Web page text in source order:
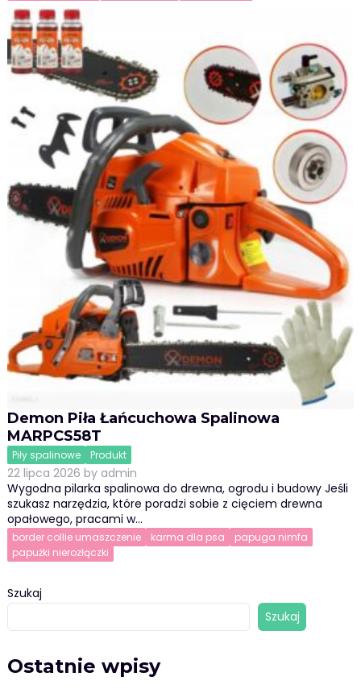
Demon Piła Łańcuchowa Spalinowa
MARPCS58T
Piły spalinowe Produkt
22 lipca 2026 by admin
Wygodna pilarka spalinowa do drewna, ogrodu i budowy Jeśli
szukasz narzędzia, które poradzi sobie z cięciem drewna
opałowego, pracami w…
border collie umaszczenie karma dla psa
papuga nimfa
papużki nierozłączki
Szukaj
Szukaj
Ostatnie wpisy